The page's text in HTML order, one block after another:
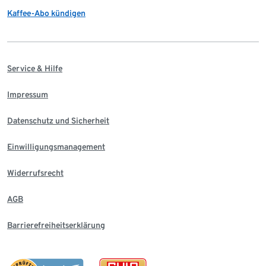
Kaffee-Abo kündigen
Service & Hilfe
Impressum
Datenschutz und Sicherheit
Einwilligungsmanagement
Widerrufsrecht
AGB
Barrierefreiheitserklärung